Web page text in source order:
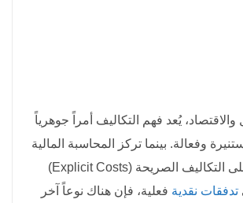
يُعد فهم التكاليف أمراً جوهرياً
وفعالة. بينما تركز المحاسبة المالية
بشكل أساسي على التكاليف الصريحة (Explicit Costs)
تدفقات نقدية فعلية، فإن هناك نوعاً آخر